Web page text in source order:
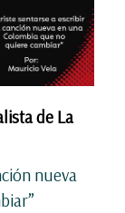
de La
nueva